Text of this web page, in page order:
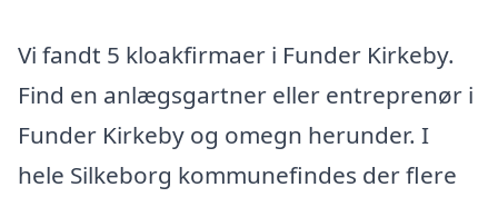
Vi fandt 5 kloakfirmaer i Funder Kirkeby.
Find en anlægsgartner eller entreprenør i
Funder Kirkeby og omegn herunder. I
hele Silkeborg kommunefindes der flere